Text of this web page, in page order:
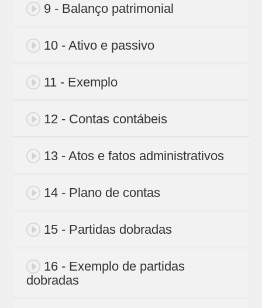
9 - Balanço patrimonial
10 - Ativo e passivo
11 - Exemplo
12 - Contas contábeis
13 - Atos e fatos administrativos
14 - Plano de contas
15 - Partidas dobradas
16 - Exemplo de partidas
dobradas